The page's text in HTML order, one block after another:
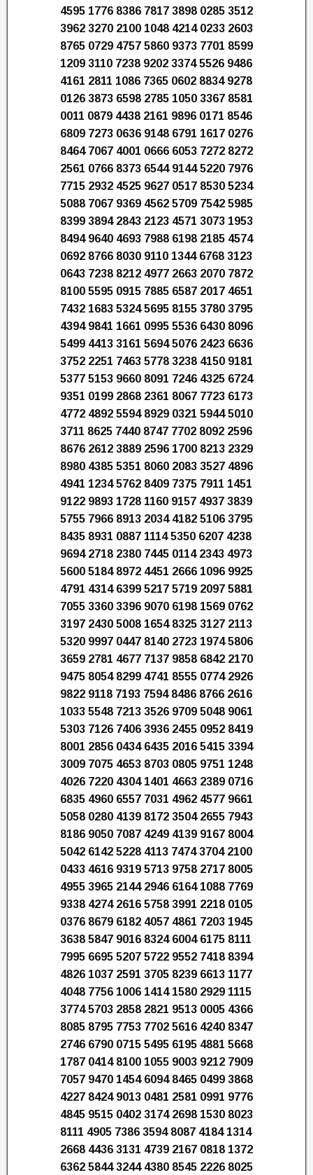
4595 1776 8386 7817 3898 0285 3512
3962 3270 2100 1048 4214 0233 2603
8765 0729 4757 5860 9373 7701 8599
1209 3110 7238 9202 3374 5526 9486
4161 2811 1086 7365 0602 8834 9278
0126 3873 6598 2785 1050 3367 8581
0011 0879 4438 2161 9896 0171 8546
6809 7273 0636 9148 6791 1617 0276
8464 7067 4001 0666 6053 7272 8272
2561 0766 8373 6544 9144 5220 7976
7715 2932 4525 9627 0517 8530 5234
5088 7067 9369 4562 5709 7542 5985
8399 3894 2843 2123 4571 3073 1953
8494 9640 4693 7988 6198 2185 4574
0692 8766 8030 9110 1344 6768 3123
0643 7238 8212 4977 2663 2070 7872
8100 5595 0915 7885 6587 2017 4651
7432 1683 5324 5695 8155 3780 3795
4394 9841 1661 0995 5536 6430 8096
5499 4413 3161 5694 5076 2423 6636
3752 2251 7463 5778 3238 4150 9181
5377 5153 9660 8091 7246 4325 6724
9351 0199 2868 2361 8067 7723 6173
4772 4892 5594 8929 0321 5944 5010
3711 8625 7440 8747 7702 8092 2596
8676 2612 3889 2596 1700 8213 2329
8980 4385 5351 8060 2083 3527 4896
4941 1234 5762 8409 7375 7911 1451
9122 9893 1728 1160 9157 4937 3839
5755 7966 8913 2034 4182 5106 3795
8435 8931 0887 1114 5350 6207 4238
9694 2718 2380 7445 0114 2343 4973
5600 5184 8972 4451 2666 1096 9925
4791 4314 6399 5217 5719 2097 5881
7055 3360 3396 9070 6198 1569 0762
3197 2430 5008 1654 8325 3127 2113
5320 9997 0447 8140 2723 1974 5806
3659 2781 4677 7137 9858 6842 2170
9475 8054 8299 4741 8555 0774 2926
9822 9118 7193 7594 8486 8766 2616
1033 5548 7213 3526 9709 5048 9061
5303 7126 7406 3936 2455 0952 8419
8001 2856 0434 6435 2016 5415 3394
3009 7075 4653 8703 0805 9751 1248
4026 7220 4304 1401 4663 2389 0716
6835 4960 6557 7031 4962 4577 9661
5058 0280 4139 8172 3504 2655 7943
8186 9050 7087 4249 4139 9167 8004
5042 6142 5228 4113 7474 3704 2100
0433 4616 9319 5713 9758 2717 8005
4955 3965 2144 2946 6164 1088 7769
9338 4274 2616 5758 3991 2218 0105
0376 8679 6182 4057 4861 7203 1945
3638 5847 9016 8324 6004 6175 8111
7995 6695 5207 5722 9552 7418 8394
4826 1037 2591 3705 8239 6613 1177
4048 7756 1006 1414 1580 2929 1115
3774 5703 2858 2821 9513 0005 4366
8085 8795 7753 7702 5616 4240 8347
2746 6790 0715 5495 6195 4881 5668
1787 0414 8100 1055 9003 9212 7909
7057 9470 1454 6094 8465 0499 3868
4227 8424 9013 0481 2581 0991 9776
4845 9515 0402 3174 2698 1530 8023
8111 4905 7386 3594 8087 4184 1314
2668 4436 3131 4739 2167 0818 1372
6362 5844 3244 4380 8545 2226 8025